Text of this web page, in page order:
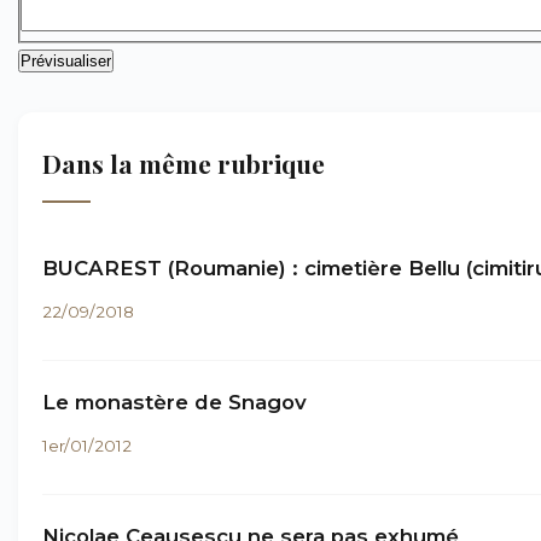
Dans la même rubrique
BUCAREST (Roumanie) : cimetière Bellu
22/09/2018
Le monastère de Snagov
1er/01/2012
Nicolae Ceausescu ne sera pas exhumé